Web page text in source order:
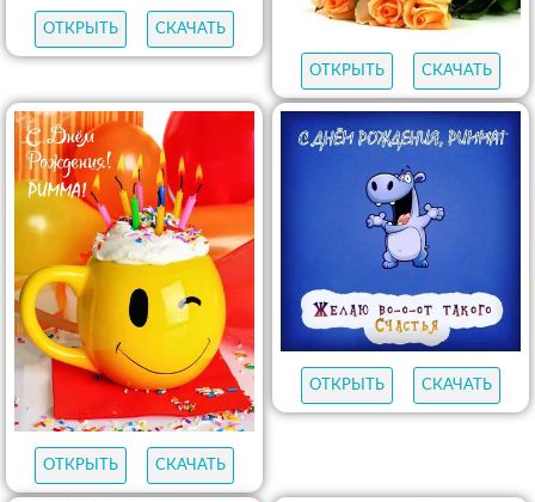
ОТКРЫТЬ СКАЧАТЬ
ОТКРЫТЬ СКАЧАТЬ
ОТКРЫТЬ СКАЧАТЬ
ОТКРЫТЬ СКАЧАТЬ